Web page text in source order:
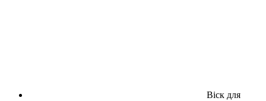
Віск для